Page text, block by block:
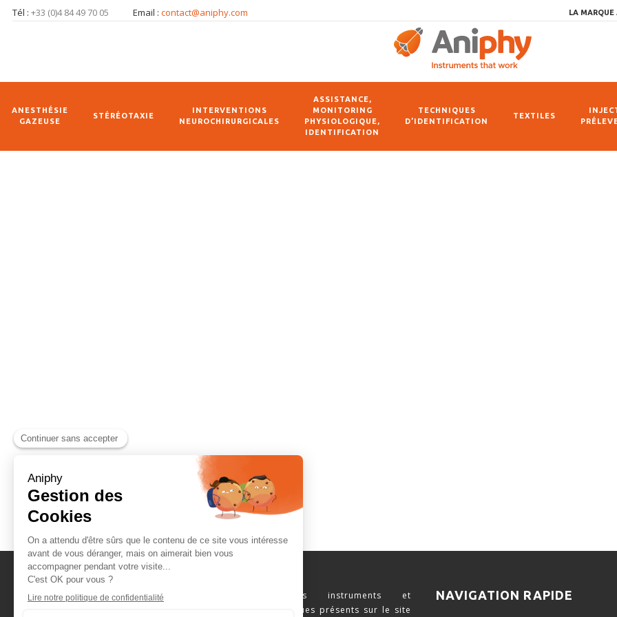
Tél : +33 (0)4 84 49 70 05 Email : contact@aniphy.com LA MARQUE
ANESTHÉSIE
GAZEUSE
STÉRÉOTAXIE
INTERVENTIONS
NEUROCHIRURGICALES
ASSISTANCE,
MONITORING
PHYSIOLOGIQUE,
IDENTIFICATION
TECHNIQUES
D’IDENTIFICATION
TEXTILES
Naviguez parmi les instruments et
consommables scientifiques présents sur le site
NAVIGATION RAPIDE